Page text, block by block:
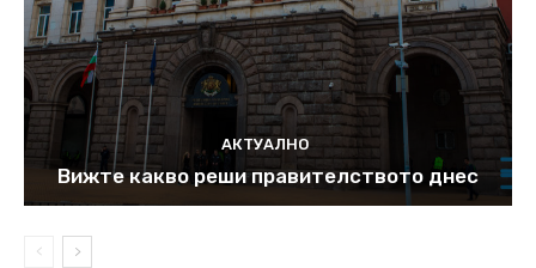
АКТУАЛНО
Вижте какво реши правителството днес